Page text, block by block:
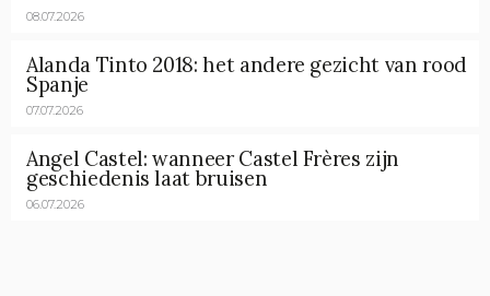
08.07.2026
Alanda Tinto 2018: het andere gezicht van rood
Spanje
07.07.2026
Angel Castel: wanneer Castel Frères zijn
geschiedenis laat bruisen
06.07.2026